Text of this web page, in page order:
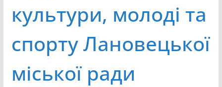
культури, молоді та
спорту Лановецької
міської ради